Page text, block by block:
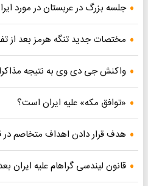
جلسه بزرگ در عربستان در مورد
مختصات جدید تنگه هرمز بعد از
واکنش جی دی وی به نتیجه
«توافق مکه» علیه ایران است؟
هدف قرار دادن اهداف متخاصم
قانون لیندسی گراهام علیه